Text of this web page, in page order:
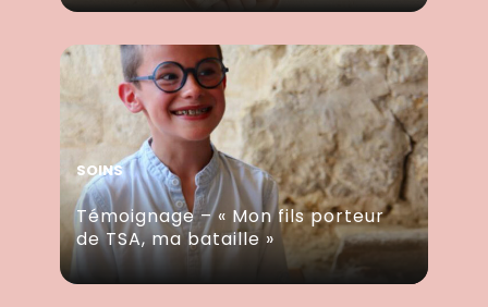
SOINS
Témoignage – « Mon fils porteur
de TSA, ma bataille »